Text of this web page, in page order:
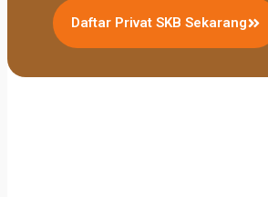
Daftar Privat SKB Sekarang